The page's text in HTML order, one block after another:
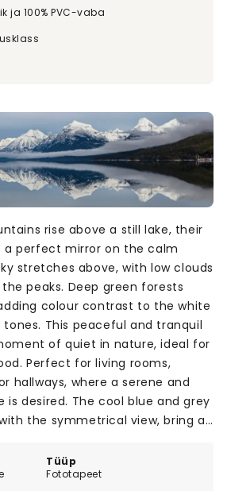
ja 100% PVC-vaba
Tüüp
Fototapeet
rise above a still lake, their
perfect mirror on the calm
stretches above, with low clouds
peaks. Deep green forests
colour contrast to the white
This peaceful and tranquil
of quiet in nature, ideal for
Perfect for living rooms,
hallways, where a serene and
is desired. The cool blue and grey
the symmetrical view, bring a